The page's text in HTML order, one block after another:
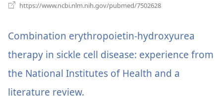
https://www.ncbi.nlm.nih.gov/pubmed/7502628
နေ
ပါ
တယ်)
Combination erythropoietin-hydroxyurea
therapy in sickle cell disease: experience from
the National Institutes of Health and a
literature review.